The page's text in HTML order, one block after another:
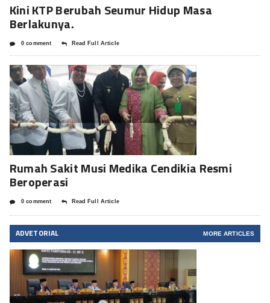
Kini KTP Berubah Seumur Hidup Masa
Berlakunya.
0 comment Read Full Article
Rumah Sakit Musi Medika Cendikia Resmi
Beroperasi
0 comment Read Full Article
ADVETORIAL MORE ARTICLES